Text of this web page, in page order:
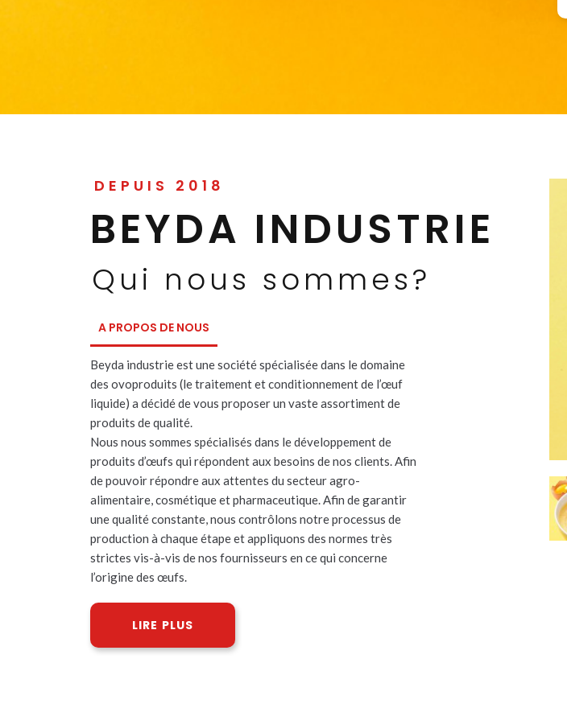
DEPUIS 2018
BEYDA INDUSTRIE
Qui nous sommes?
A PROPOS DE NOUS
Beyda industrie est une société spécialisée dans le domaine
des ovoproduits (le traitement et conditionnement de l’œuf
liquide) a décidé de vous proposer un vaste assortiment de
produits de qualité.
Nous nous sommes spécialisés dans le développement de
produits d’œufs qui répondent aux besoins de nos clients. Afin
de pouvoir répondre aux attentes du secteur agro-
alimentaire, cosmétique et pharmaceutique. Afin de garantir
une qualité constante, nous contrôlons notre processus de
production à chaque étape et appliquons des normes très
strictes vis-à-vis de nos fournisseurs en ce qui concerne
l’origine des œufs.
LIRE PLUS